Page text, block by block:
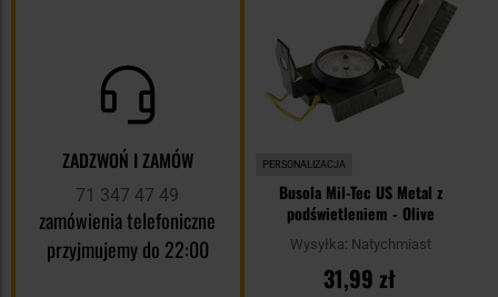
ZADZWOŃ I ZAMÓW
71 347 47 49
zamówienia telefoniczne
przyjmujemy do 22:00
PERSONALIZACJA
Busola Mil-Tec US Metal z
podświetleniem - Olive
Wysyłka: Natychmiast
31,99 zł